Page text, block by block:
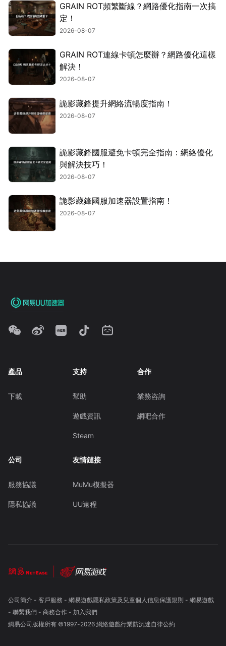
GRAIN ROT頻繁斷線？網路優化指南一次搞
定！
2026-08-07
GRAIN ROT連線卡頓怎麼辦？網路優化這樣
解決！
2026-08-07
詭影藏鋒提升網絡流暢度指南！
2026-08-07
詭影藏鋒國服避免卡頓完全指南：網絡優化
與解決技巧！
2026-08-07
詭影藏鋒國服加速器設置指南！
2026-08-07
產品
下載
支持
幫助
遊戲資訊
Steam
合作
業務咨詢
網吧合作
公司
服務協議
隱私協議
友情鏈接
MuMu模擬器
UU遠程
公司簡介- 客戶服務 - 網易遊戲隱私政策及兒童個人信息保護規則 - 網易遊戲
- 聯繫我們- 商務合作- 加入我們
網易公司版權所有 ©1997-2026 網絡遊戲行業防沉迷自律公約